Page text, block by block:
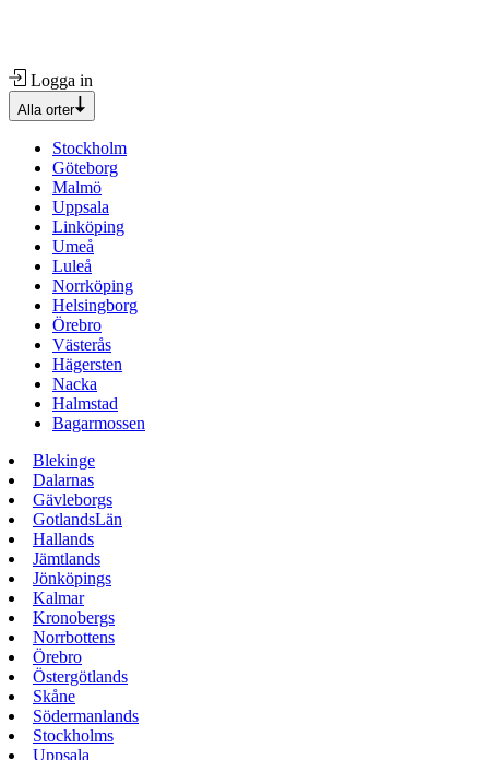
Logga in
Alla orter
Stockholm
Göteborg
Malmö
Uppsala
Linköping
Umeå
Luleå
Norrköping
Helsingborg
Örebro
Västerås
Hägersten
Nacka
Halmstad
Bagarmossen
Blekinge
Dalarnas
Gävleborgs
GotlandsLän
Hallands
Jämtlands
Jönköpings
Kalmar
Kronobergs
Norrbottens
Örebro
Östergötlands
Skåne
Södermanlands
Stockholms
Uppsala